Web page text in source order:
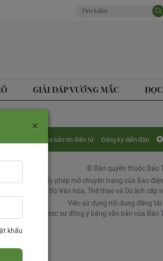
GIẢI ĐÁP VƯỚNG MẮC
Mua bản tin điện tử Đăng ký diễn đàn
© Bản quyền thuộc Báo
Giấy phép mở chuyên trang của Báo
do Cục Báo chí, Bộ Văn hóa, Thể thao và Du lịch
Việc sử dụng nội dung đăng
phải được sự đồng ý bằng văn bản của Báo
×
khẩu